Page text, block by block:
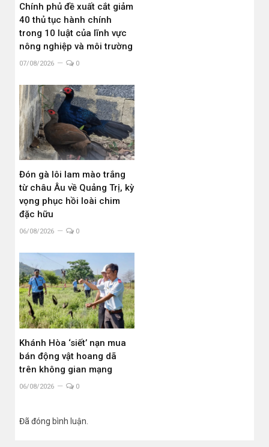
Chính phủ đề xuất cắt giảm
40 thủ tục hành chính
trong 10 luật của lĩnh vực
nông nghiệp và môi trường
07/08/2026 0
Đón gà lôi lam mào trắng
từ châu Âu về Quảng Trị, kỳ
vọng phục hồi loài chim
đặc hữu
06/08/2026 0
Khánh Hòa ‘siết’ nạn mua
bán động vật hoang dã
trên không gian mạng
06/08/2026 0
Đã đóng bình luận.